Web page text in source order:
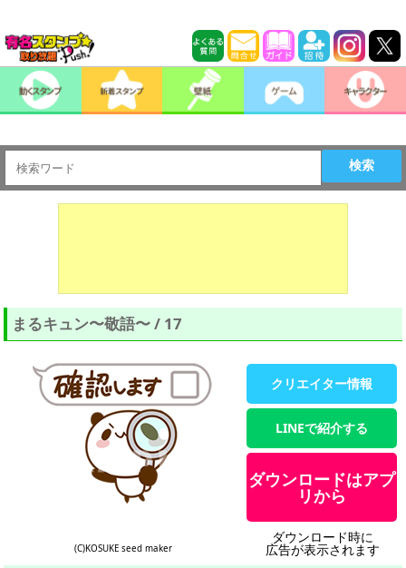
検索
まるキュン〜敬語〜 / 17
(C)KOSUKE seed maker
クリエイター情報
LINEで紹介する
ダウンロードはアプ
リから
ダウンロード時に
広告が表示されます